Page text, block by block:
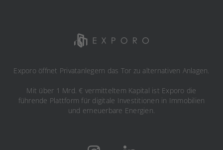
Exporo öffnet Privatanlegern das Tor zu alternativen Anlagen.
Mit über 1 Mrd. € vermitteltem Kapital ist Exporo die
führende Plattform für digitale Investitionen in Immobilien
und erneuerbare Energien.